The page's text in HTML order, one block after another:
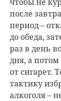
после
период –
до обеда,
раз в день
дня, а потом
от сигарет.
тактику
алкоголя –